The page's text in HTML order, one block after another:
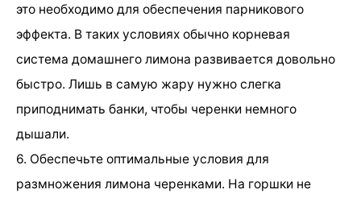
это необходимо для обеспечения парникового
эффекта. В таких условиях обычно корневая
система домашнего лимона развивается довольно
быстро. Лишь в самую жару нужно слегка
приподнимать банки, чтобы черенки немного
дышали.
6. Обеспечьте оптимальные условия для
размножения лимона черенками. На горшки не